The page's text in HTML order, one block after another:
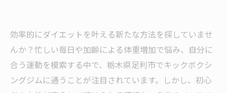
効率的にダイエットを叶える新たな方法を探していませ
んか？忙しい毎日や加齢による体重増加で悩み、自分に
合う運動を模索する中で、栃木県足利市でキックボクシ
ングジムに通うことが注目されています。しかし、初心